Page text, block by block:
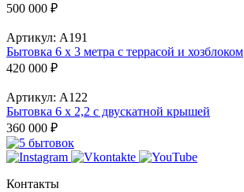
500 000 ₽
Артикул: А191
Бытовка 6 х 3 метра с террасой и хозблоком
420 000 ₽
Артикул: А122
Бытовка 6 х 2,2 с двускатной крышей
360 000 ₽
Контакты